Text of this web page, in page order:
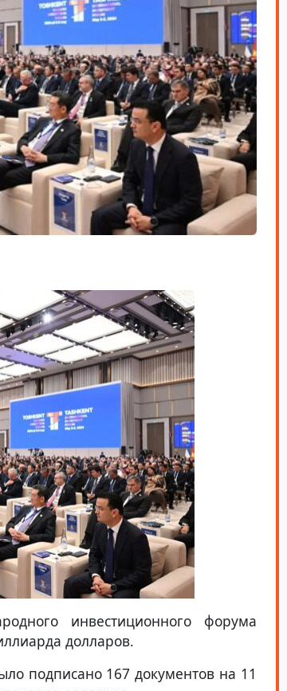
инвестиционного форума
долларов.
подписано 167 документов на 11